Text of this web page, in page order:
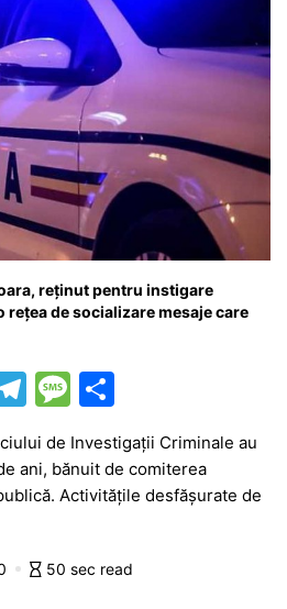
reținut pentru instigare
de socializare mesaje care
T
e
gr
m
M
s
s
g
ta
je
z
de Investigații Criminale au
ani, bănuit de comiterea
Activitățile desfășurate de
50 sec read